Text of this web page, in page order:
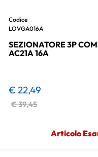
Codice
LOVGA016A
SEZIONATORE 3P
AC21A 16A
€ 39,45
€ 22,49
Articolo